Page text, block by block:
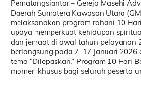
Pematangsiantar – Gereja Masehi
Daerah Sumatera Kawasan Utara
melaksanakan program rohani 10
upaya memperkuat kehidupan
dan jemaat di awal tahun pelayanan
berlangsung pada 7–17 Januari 2026
tema “Dilepaskan.” Program 10 Hari
momen khusus bagi seluruh peserta